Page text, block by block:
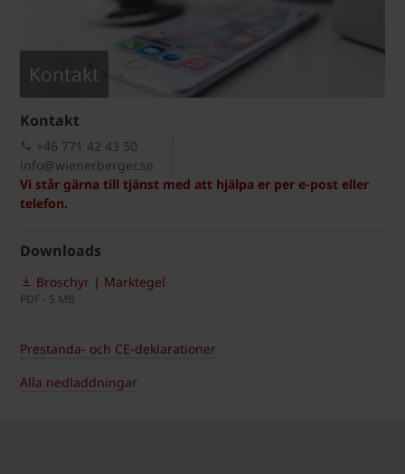
Kontakt
Kontakt
Vi står gärna till tjänst med att hjälpa er per e-post eller
telefon.
+46 771 42 43 50
info@wienerberger.se
Downloads
Broschyr | Marktegel
PDF - 5 MB
Prestanda- och CE-deklarationer
Alla nedladdningar